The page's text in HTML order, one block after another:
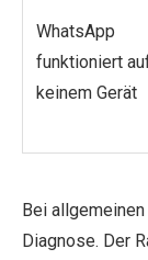
WhatsApp
funktioniert
keinem Gerät
Bei
Diagnose. Der